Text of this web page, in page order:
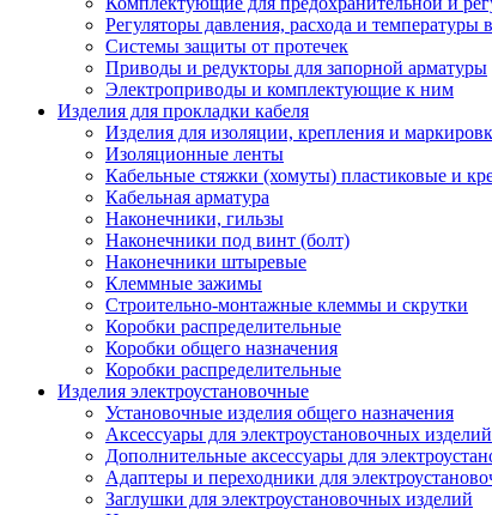
Регуляторы давления, расхода и температуры
Системы защиты от протечек
Приводы и редукторы для запорной арматуры
Электроприводы и комплектующие к ним
Изделия для прокладки кабеля
Изделия для изоляции, крепления и
Изоляционные ленты
Кабельные стяжки (хомуты) пластиковые и
Кабельная арматура
Наконечники, гильзы
Наконечники под винт (болт)
Наконечники штыревые
Клеммные зажимы
Строительно-монтажные клеммы и скрутки
Коробки распределительные
Коробки общего назначения
Коробки распределительные
Изделия электроустановочные
Установочные изделия общего назначения
Аксессуары для электроустановочных изделий
Дополнительные аксессуары для
Адаптеры и переходники для
Заглушки для электроустановочных изделий